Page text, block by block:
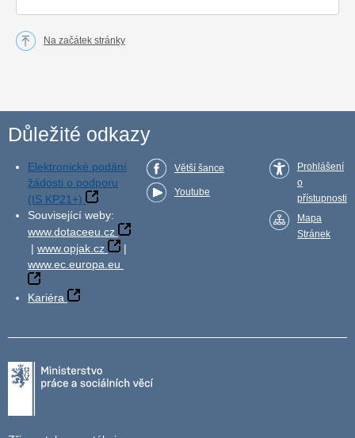
Na začátek stránky
Důležité odkazy
Elektronické podání
žádosti o podporu
(IS KP21+)
Související weby:
www.dotaceeu.cz
| www.opjak.cz
|
www.ec.europa.eu
Kariéra
Větší šance
Youtube
Prohlášení
o
přístupnosti
Mapa
Stránek